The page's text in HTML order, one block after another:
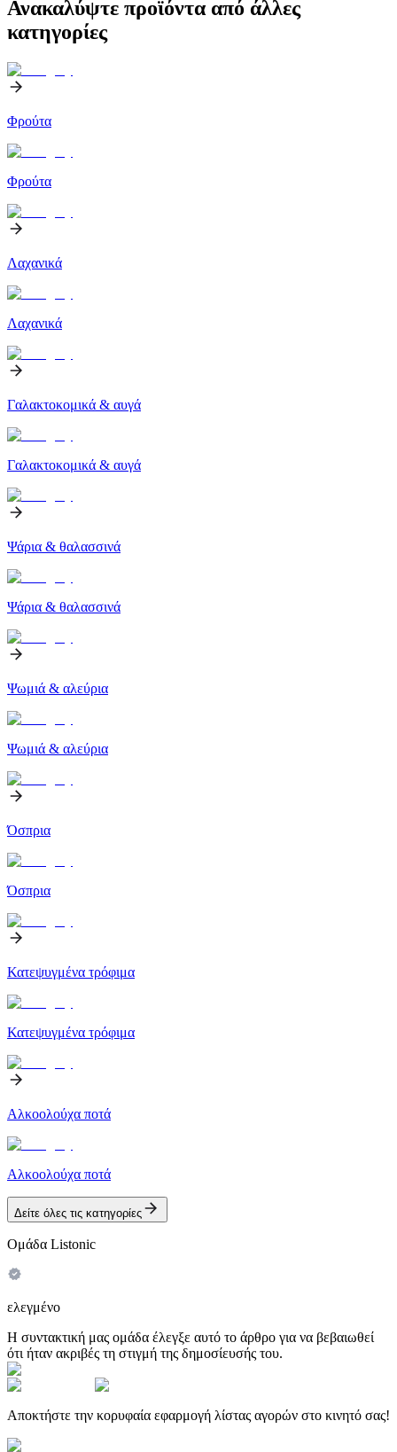
Ανακαλύψτε προϊόντα από άλλες
κατηγορίες
Φρούτα
Φρούτα
Λαχανικά
Λαχανικά
Γαλακτοκομικά & αυγά
Γαλακτοκομικά & αυγά
Ψάρια & θαλασσινά
Ψάρια & θαλασσινά
Ψωμιά & αλεύρια
Ψωμιά & αλεύρια
Όσπρια
Όσπρια
Κατεψυγμένα τρόφιμα
Κατεψυγμένα τρόφιμα
Αλκοολούχα ποτά
Αλκοολούχα ποτά
Δείτε όλες τις κατηγορίες
Ομάδα Listonic
ελεγμένο
Η συντακτική μας ομάδα έλεγξε αυτό το άρθρο για να βεβαιωθεί
ότι ήταν ακριβές τη στιγμή της δημοσίευσής του.
Αποκτήστε την κορυφαία εφαρμογή λίστας αγορών στο κινητό σας!